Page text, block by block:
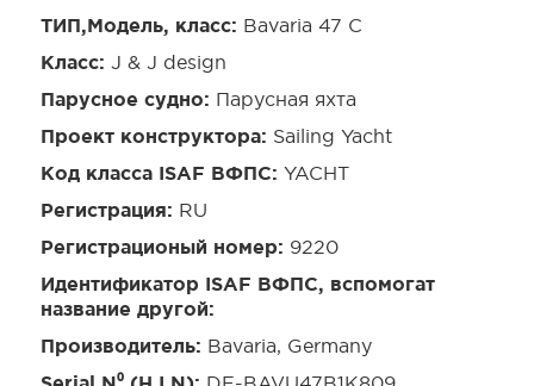
ТИП,Модель, класс: Bavaria 47 C
Класс: J & J design
Парусное судно: Парусная яхта
Проект конструктора: Sailing Yacht
Код класса ISAF ВФПС: YACHT
Регистрация: RU
Регистрационый номер: 9220
Идентификатор ISAF ВФПС, вспомогат
название другой:
Производитель: Bavaria, Germany